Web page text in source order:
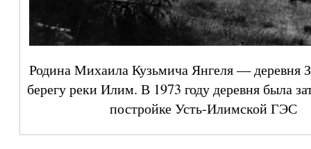
Родина Михаила Кузьмича Янгеля — деревня
берегу реки Илим. В 1973 году деревня была
постройке Усть-Илимской ГЭС